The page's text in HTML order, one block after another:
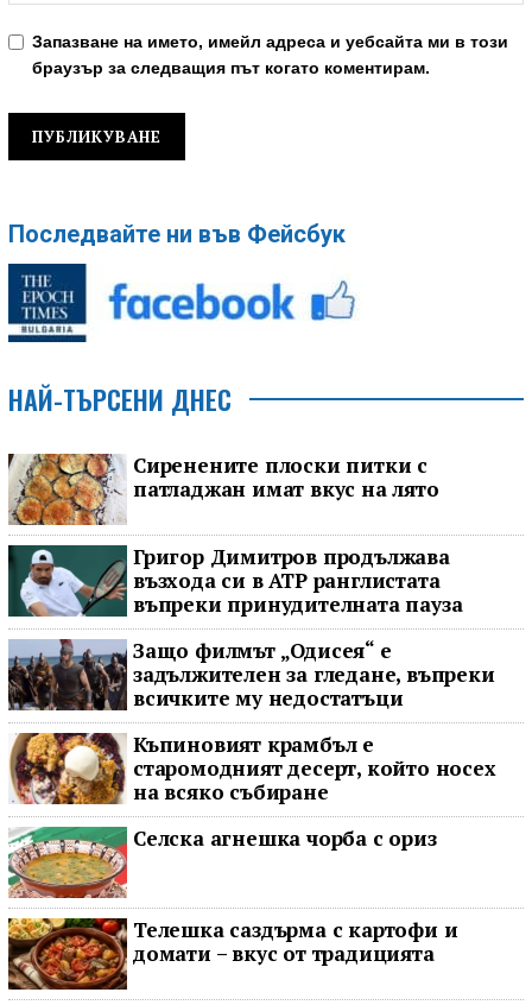
Запазване на името, имейл адреса и уебсайта ми в този
браузър за следващия път когато коментирам.
Последвайте ни във Фейсбук
НАЙ-ТЪРСЕНИ ДНЕС
Сиренените плоски питки с
патладжан имат вкус на лято
Григор Димитров продължава
възхода си в ATP ранглистата
въпреки принудителната пауза
Защо филмът „Одисея“ е
задължителен за гледане, въпреки
всичките му недостатъци
Къпиновият крамбъл е
старомодният десерт, който носех
на всяко събиране
Селска агнешка чорба с ориз
Телешка саздърма с картофи и
домати – вкус от традицията